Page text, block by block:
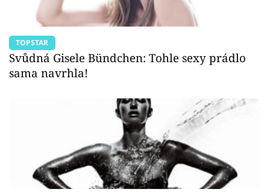
TOPSTAR
Svůdná Gisele Bündchen: Tohle sexy prádlo
sama navrhla!